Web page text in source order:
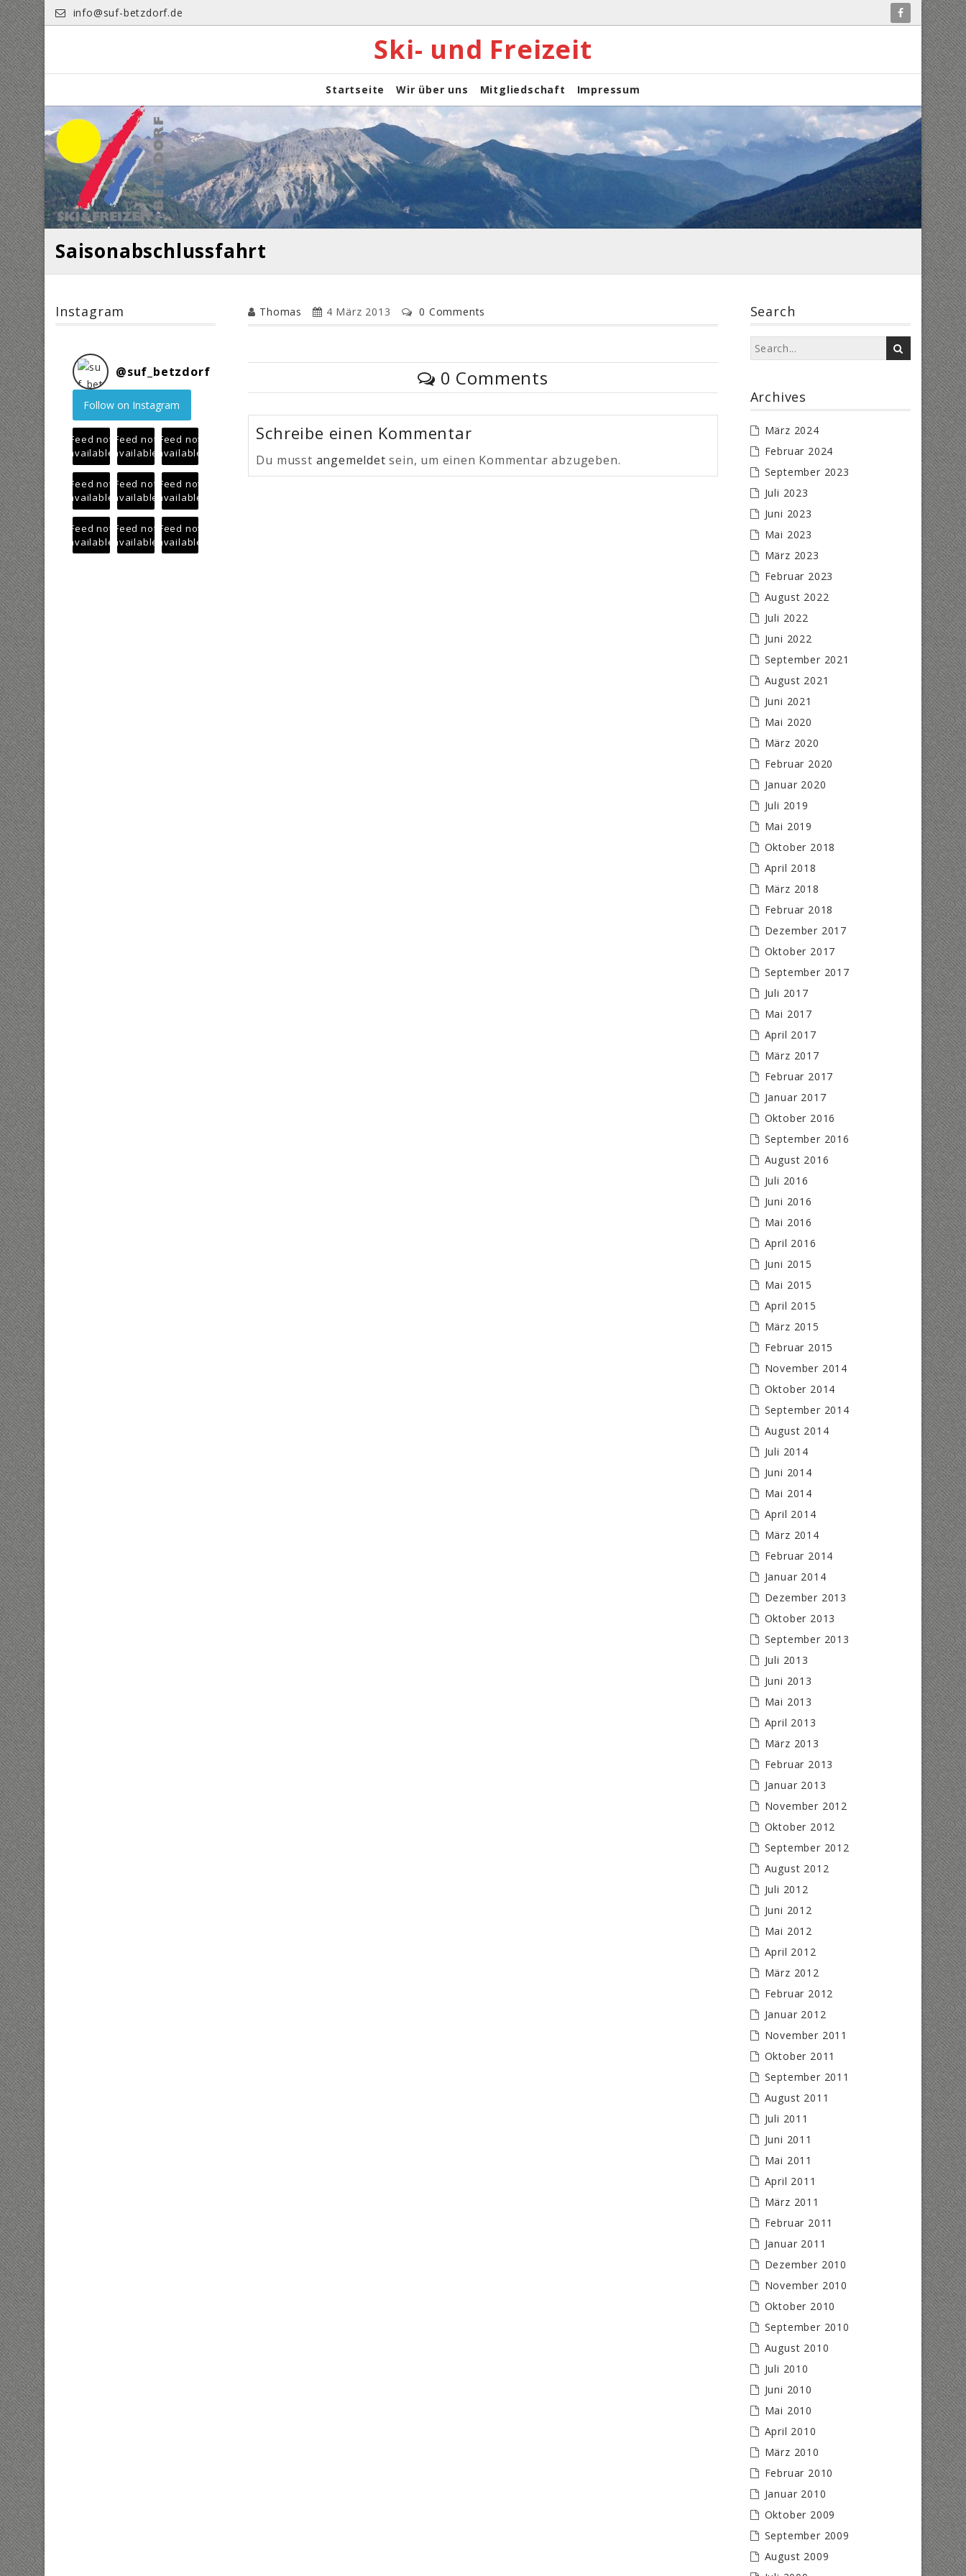
Skip
to
content
info@suf-betzdorf.de
Ski- und Freizeit
Startseite Wir über uns Mitgliedschaft Impressum
Saisonabschlussfahrt
Thomas 4 März 2013 0 Comments
0 Comments
Schreibe einen Kommentar
Du musst angemeldet sein, um einen Kommentar abzugeben.
Instagram
@suf_betzdorf
Follow on Instagram
Feed not
available
Feed not
available
Feed not
available
Feed not
available
Feed not
available
Feed not
available
Feed not
available
Feed not
available
Feed not
available
Search
Archives
März 2024
Februar 2024
September 2023
Juli 2023
Juni 2023
Mai 2023
März 2023
Februar 2023
August 2022
Juli 2022
Juni 2022
September 2021
August 2021
Juni 2021
Mai 2020
März 2020
Februar 2020
Januar 2020
Juli 2019
Mai 2019
Oktober 2018
April 2018
März 2018
Februar 2018
Dezember 2017
Oktober 2017
September 2017
Juli 2017
Mai 2017
April 2017
März 2017
Februar 2017
Januar 2017
Oktober 2016
September 2016
August 2016
Juli 2016
Juni 2016
Mai 2016
April 2016
Juni 2015
Mai 2015
April 2015
März 2015
Februar 2015
November 2014
Oktober 2014
September 2014
August 2014
Juli 2014
Juni 2014
Mai 2014
April 2014
März 2014
Februar 2014
Januar 2014
Dezember 2013
Oktober 2013
September 2013
Juli 2013
Juni 2013
Mai 2013
April 2013
März 2013
Februar 2013
Januar 2013
November 2012
Oktober 2012
September 2012
August 2012
Juli 2012
Juni 2012
Mai 2012
April 2012
März 2012
Februar 2012
Januar 2012
November 2011
Oktober 2011
September 2011
August 2011
Juli 2011
Juni 2011
Mai 2011
April 2011
März 2011
Februar 2011
Januar 2011
Dezember 2010
November 2010
Oktober 2010
September 2010
August 2010
Juli 2010
Juni 2010
Mai 2010
April 2010
März 2010
Februar 2010
Januar 2010
Oktober 2009
September 2009
August 2009